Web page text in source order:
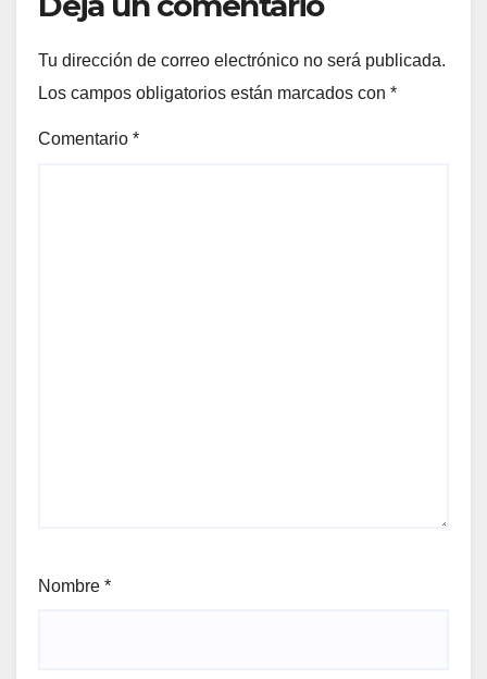
Tu dirección de correo electrónico no será publicada.
Los campos obligatorios están marcados con *
Comentario *
Nombre *